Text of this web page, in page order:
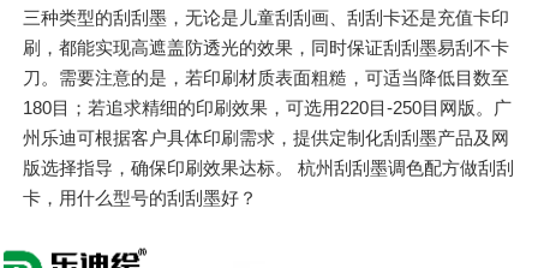
三种类型的刮刮墨，无论是儿童刮刮画、刮刮卡还是充值卡印
刷，都能实现高遮盖防透光的效果，同时保证刮刮墨易刮不卡
刀。需要注意的是，若印刷材质表面粗糙，可适当降低目数至
180目；若追求精细的印刷效果，可选用220目-250目网版。广
州乐迪可根据客户具体印刷需求，提供定制化刮刮墨产品及网
版选择指导，确保印刷效果达标。 杭州刮刮墨调色配方做刮刮
卡，用什么型号的刮刮墨好？